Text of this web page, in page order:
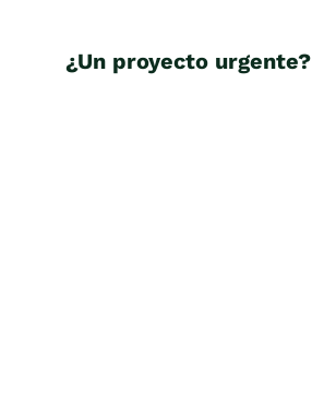
¿Un proyecto urgente?